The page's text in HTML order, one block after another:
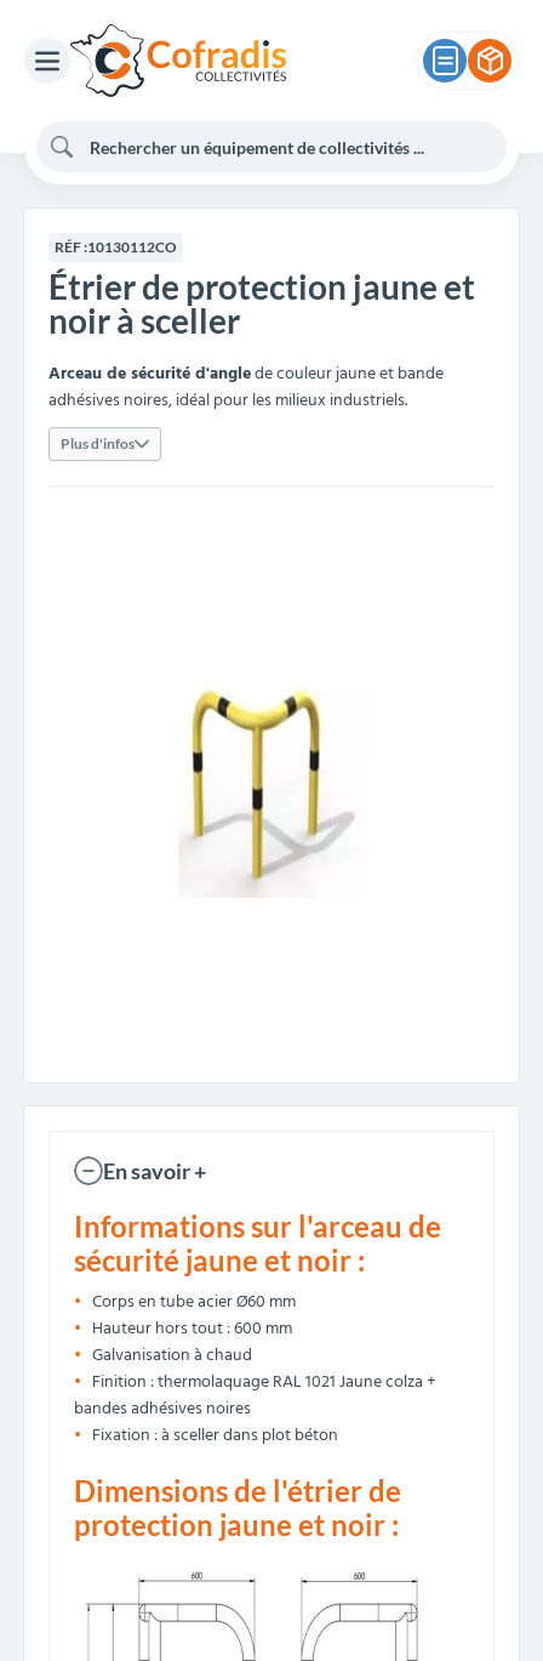
RÉF :10130112CO
Étrier de protection jaune et
noir à sceller
Arceau de sécurité d'anglede couleur jaune et bande
adhésives noires, idéal pour les milieux industriels.
Plus d'infos
En savoir +
Informations sur l'arceau de
sécurité jaune et noir :
Corps en tube acier Ø60 mm
Hauteur hors tout : 600 mm
Galvanisation à chaud
Finition : thermolaquage RAL 1021 Jaune colza +
bandes adhésives noires
Fixation : à sceller dans plot béton
Dimensions de l'étrier de
protection jaune et noir :